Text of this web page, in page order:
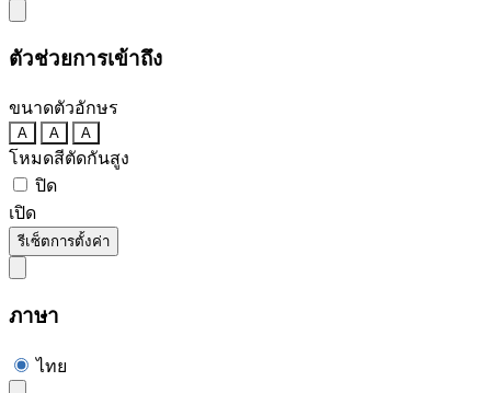
ตัวช่วยการเข้าถึง
ขนาดตัวอักษร
A A A
โหมดสีตัดกันสูง
ปิด
เปิด
รีเซ็ตการตั้งค่า
ภาษา
ไทย